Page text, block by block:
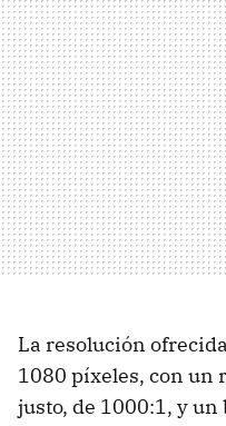
La resolución
1080 píxeles, con un
justo, de 1000:1, y